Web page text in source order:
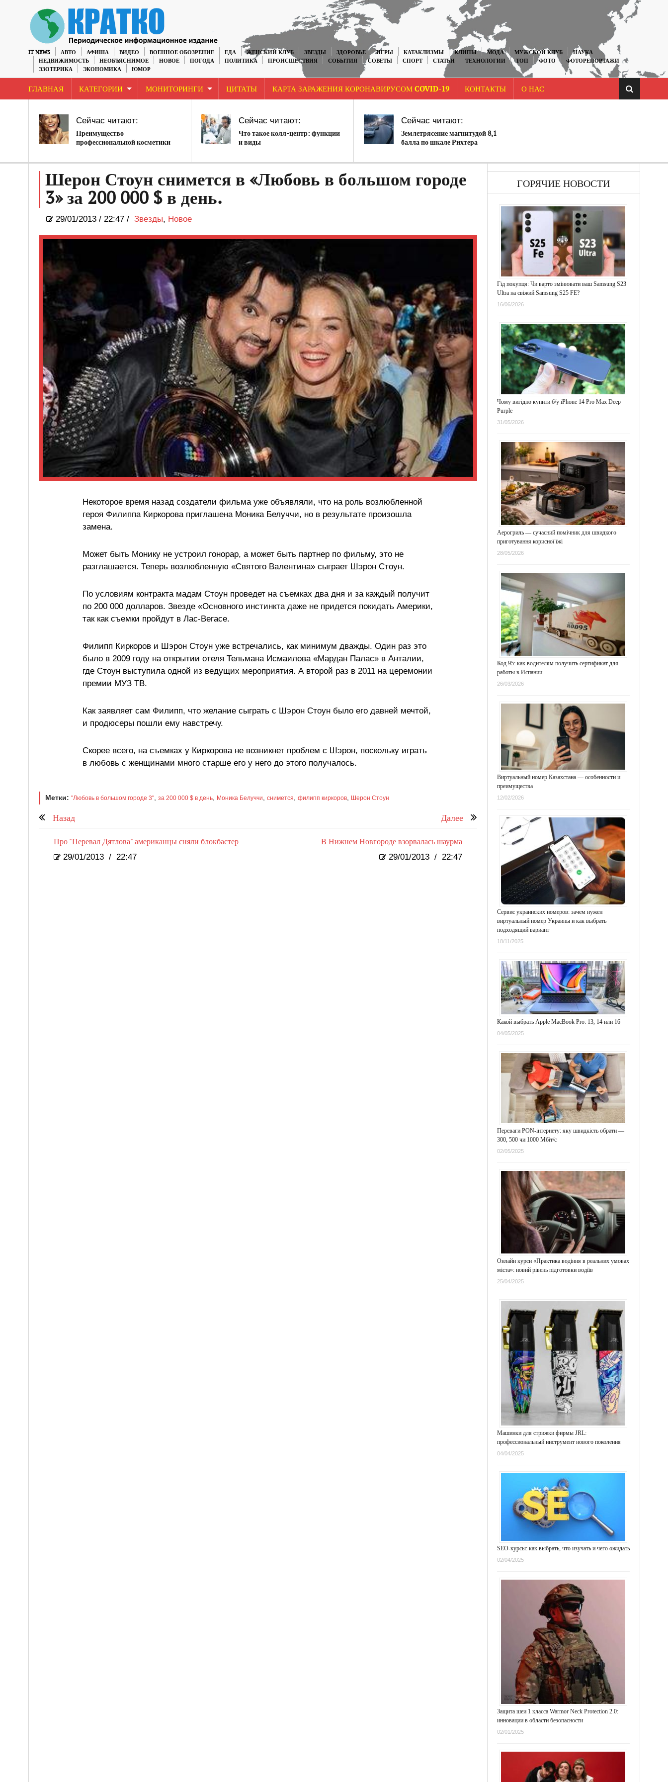
IT NEWS АВТО АФИША ВИДЕО ВОЕННОЕ ОБОЗРЕНИЕ ЕДА ЖЕНСКИЙ КЛУБ ЗВЕЗДЫ ЗДОРОВЬЕ ИГРЫ КАТАКЛИЗМЫ КЛИПЫ МОДА МУЖСКОЙ КЛУБ
НАУКА
НЕДВИЖИМОСТЬ
НЕОБЪЯСНИМОЕ НОВОЕ ПОГОДА ПОЛИТИКА ПРОИСШЕСТВИЯ СОБЫТИЯ СОВЕТЫ СПОРТ СТАТЬИ ТЕХНОЛОГИИ ТОП ФОТО
ФОТОРЕПОРТАЖИ
ЭЗОТЕРИКА
ЭКОНОМИКА ЮМОР
ГЛАВНАЯ КАТЕГОРИИ МОНИТОРИНГИ ЦИТАТЫ КАРТА ЗАРАЖЕНИЯ КОРОНАВИРУСОМ COVID-19 КОНТАКТЫ О НАС
Сейчас читают:
Преимущество
профессиональной косметики
Сейчас читают:
Что такое колл-центр: функции
и виды
Сейчас читают:
Землетрясение магнитудой 8,1
балла по шкале Рихтера
цунами
Шерон Стоун снимется в «Любовь в большом городе
3» за 200 000 $ в день.
29/01/2013/ 22:47 / Звезды, Новое
Некоторое время назад создатели фильма уже объявляли, что на роль возлюбленной
героя Филиппа Киркорова приглашена Моника Белуччи, но в результате произошла
замена.
Может быть Монику не устроил гонорар, а может быть партнер по фильму, это не
разглашается. Теперь возлюбленную «Святого Валентина» сыграет Шэрон Стоун.
По условиям контракта мадам Стоун проведет на съемках два дня и за каждый получит
по 200 000 долларов. Звезде «Основного инстинкта даже не придется покидать Америки,
так как съемки пройдут в Лас-Вегасе.
Филипп Киркоров и Шэрон Стоун уже встречались, как минимум дважды. Один раз это
было в 2009 году на открытии отеля Тельмана Исмаилова «Мардан Палас» в Анталии,
где Стоун выступила одной из ведущих мероприятия. А второй раз в 2011 на церемонии
премии МУЗ ТВ.
Как заявляет сам Филипп, что желание сыграть с Шэрон Стоун было его давней мечтой,
и продюсеры пошли ему навстречу.
Скорее всего, на съемках у Киркорова не возникнет проблем с Шэрон, поскольку играть
в любовь с женщинами много старше его у него до этого получалось.
Метки: "Любовь в большом городе 3", за 200 000 $ в день, Моника Белуччи снимется филипп киркоров, Шерон Стоун
Назад Далее
Про "Перевал Дятлова" американцы сняли блокбастер
29/01/2013 / 22:47
В Нижнем Новгороде взорвалась шаурма
29/01/2013 / 22:47
ГОРЯЧИЕ НОВОСТИ
Гід покупця: Чи варто змінювати ваш Samsung S23
Ultra на свіжий Samsung S25 FE?
16/06/2026
Чому вигідно купити б/у iPhone 14 Pro Max Deep
Purple
31/05/2026
Аерогриль — сучасний помічник для швидкого
приготування корисної їжі
28/05/2026
Код 95: как водителям получить сертификат для
работы в Испании
26/03/2026
Виртуальный номер Казахстана — особенности и
преимущества
12/02/2026
Сервис украинских номеров: зачем нужен
виртуальный номер Украины и как выбрать
подходящий вариант
18/11/2025
Какой выбрать Apple MacBook Pro: 13, 14 или 16
04/05/2025
Переваги PON-інтернету: яку швидкість обрати —
300, 500 чи 1000 Мбіт/с
02/05/2025
Онлайн курси «Практика водіння в реальних умовах
міста»: новий рівень підготовки водіїв
25/04/2025
Машинки для стрижки фирмы JRL:
профессиональный инструмент нового поколения
04/04/2025
SEO-курсы: как выбрать, что изучать и чего ожидать
02/04/2025
Защита шеи 1 класса Warmor Neck Protection 2.0:
инновации в области безопасности
02/01/2025